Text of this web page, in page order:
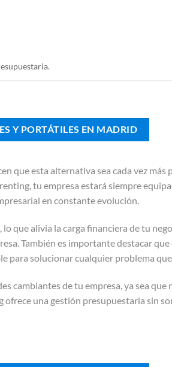
Y PORTÁTILES EN MADRID
que esta alternativa sea cada vez más
tu empresa estará siempre
en constante evolución.
que alivia la carga financiera de tu
También es importante destacar
para solucionar cualquier problema
cambiantes de tu empresa, ya sea que
una gestión presupuestaria sin